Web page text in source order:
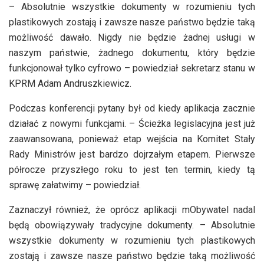
– Absolutnie wszystkie dokumenty w rozumieniu tych
plastikowych zostają i zawsze nasze państwo będzie taką
możliwość dawało. Nigdy nie będzie żadnej usługi w
naszym państwie, żadnego dokumentu, który będzie
funkcjonował tylko cyfrowo – powiedział sekretarz stanu w
KPRM Adam Andruszkiewicz.
Podczas konferencji pytany był od kiedy aplikacja zacznie
działać z nowymi funkcjami. – Ścieżka legislacyjna jest już
zaawansowana, ponieważ etap wejścia na Komitet Stały
Rady Ministrów jest bardzo dojrzałym etapem. Pierwsze
półrocze przyszłego roku to jest ten termin, kiedy tą
sprawę załatwimy – powiedział.
Zaznaczył również, że oprócz aplikacji mObywatel nadal
będą obowiązywały tradycyjne dokumenty. – Absolutnie
wszystkie dokumenty w rozumieniu tych plastikowych
zostają i zawsze nasze państwo będzie taką możliwość